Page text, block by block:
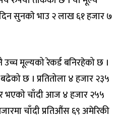
सुनकाे भाउ २ लाख ६१ हजार ७
मूल्यको रेकर्ड बनिरहेको छ ।
छ । प्रतितोला ४ हजार २३५
भएको चाँदी आज ४ हजार २५५
चाँदी प्रतिऔंस ६९ अमेरिकी